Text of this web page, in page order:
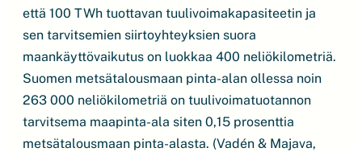
että 100 TWh tuottavan tuulivoimakapasiteetin ja
sen tarvitsemien siirtoyhteyksien suora
maankäyttövaikutus on luokkaa 400 neliökilometriä.
Suomen metsätalousmaan pinta-alan ollessa noin
263 000 neliökilometriä on tuulivoimatuotannon
tarvitsema maapinta-ala siten 0,15 prosenttia
metsätalousmaan pinta-alasta. (Vadén & Majava,